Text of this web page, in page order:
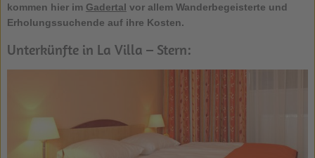
kommen hier im Gadertal vor allem Wanderbegeisterte und
Erholungssuchende auf ihre Kosten.
Unterkünfte in La Villa – Stern: